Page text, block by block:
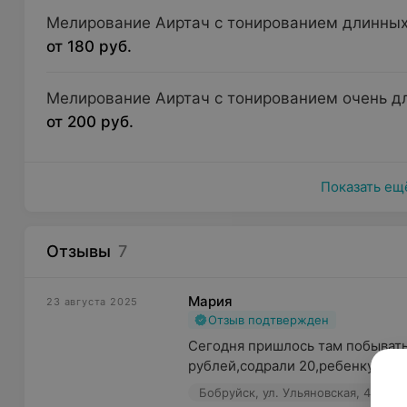
Мелирование Аиртач с тонированием
от 180 руб.
Мелирование Аиртач с тонированием очень
от 200 руб.
Показать
Отзывы 7
23 августа 2025 Мария
Отзыв подтвержден
Сегодня пришлось там
рублей,содрали 20,ребенку
Бобруйск, ул. Ульяновская, 49